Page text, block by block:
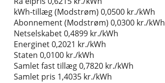
kWh-tillæg (Modstrøm) 0,0500 kr./kWh
Abonnement (Modstrøm) 0,0300 kr./kWh
Netselskabet0,4899 kr./kWh
Energinet0,2021 kr./kWh
Staten 0,0100 kr./kWh
Samlet fast tillæg0,7820 kr./kWh
Samlet pris 1,4035 kr./kWh